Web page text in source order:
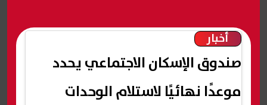
أخبار
صندوق الإسكان الاجتماعي يحدد
موعدًا نهائيًا لاستلام الوحدات